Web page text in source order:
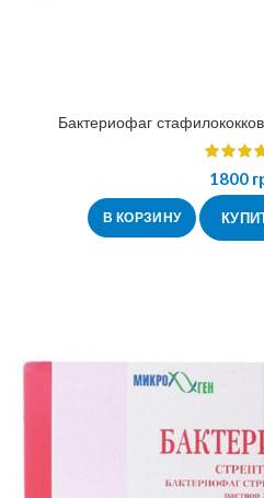
Бактериофаг
1800
В КОРЗИНУ